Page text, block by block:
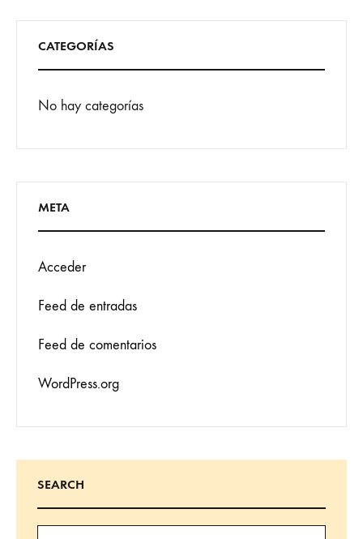
CATEGORÍAS
No hay categorías
META
Acceder
Feed de entradas
Feed de comentarios
WordPress.org
SEARCH